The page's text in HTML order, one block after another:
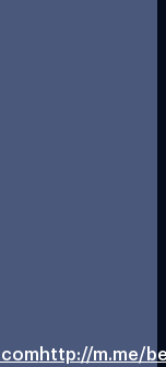
http://m.me/